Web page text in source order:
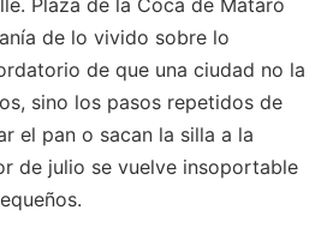
de lo vivido sobre lo
de que una ciudad no la
sino los pasos repetidos de
el pan o sacan la silla a la
de julio se vuelve insoportable